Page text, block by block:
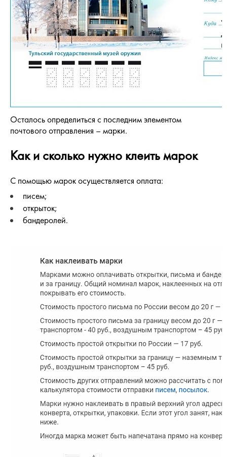
Осталось определиться с последним элементом
почтового отправления – марки.
Как и сколько нужно клеить марок
С помощью марок осуществляется оплата:
писем;
открыток;
бандеролей.